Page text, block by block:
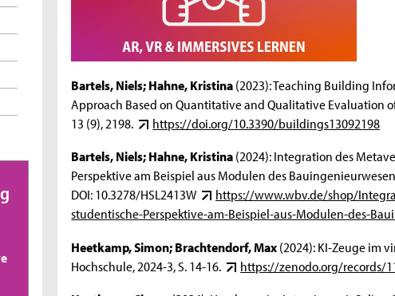
Bartels, Niels; Hahne, Kristina(2023): Teaching Building
Approach Based on Quantitative and Qualitative Evaluation
13 (9), 2198.
https://doi.org/10.3390/buildings13092198
Bartels, Niels; Hahne, Kristina(2024): Integration des
Perspektive am Beispiel aus Modulen des
DOI: 10.3278/HSL2413W
https://www.wbv.de/shop/
studentische-Perspektive-am-Beispiel-aus-Modulen-des-
Heetkamp, Simon; Brachtendorf, Max(2024): KI-Zeuge im
Hochschule, 2024-3, S. 14-16.
https://zenodo.org/records/